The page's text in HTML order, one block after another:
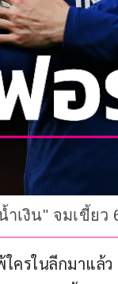
งิน" จมเขี้ยว
ครในลีกมาแล้ว